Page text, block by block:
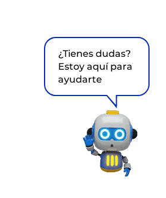
¿Tienes dudas?
Estoy aquí para
ayudarte